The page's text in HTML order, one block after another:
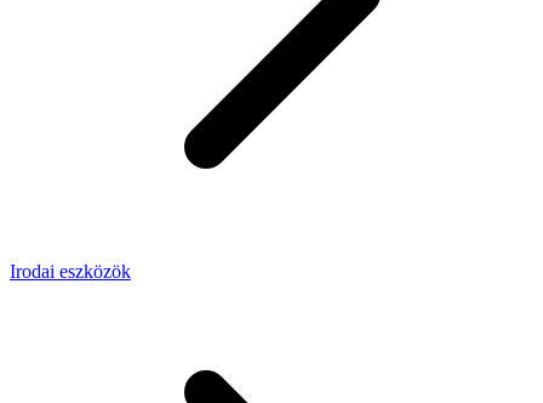
Irodai eszközök